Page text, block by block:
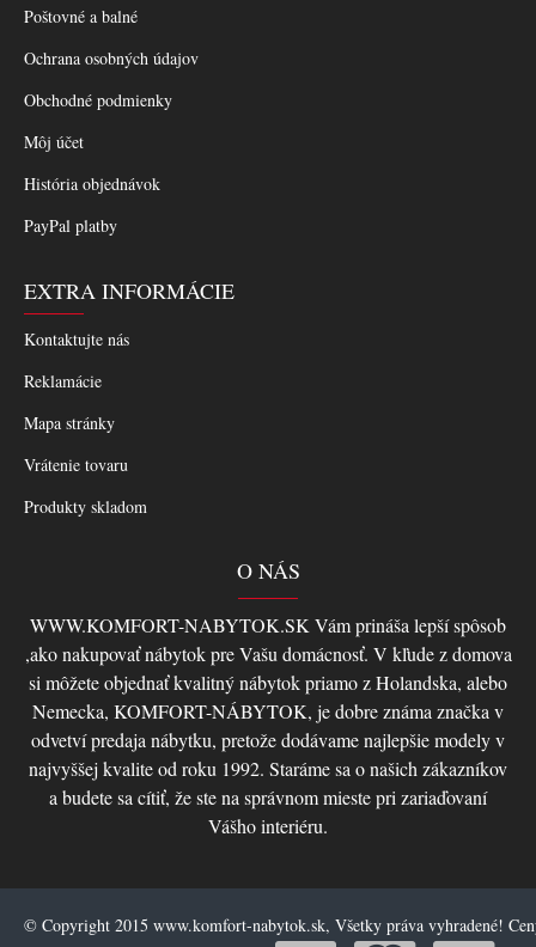
Poštovné a balné
Ochrana osobných údajov
Obchodné podmienky
Môj účet
História objednávok
PayPal platby
EXTRA INFORMÁCIE
Kontaktujte nás
Reklamácie
Mapa stránky
Vrátenie tovaru
Produkty skladom
O NÁS
WWW.KOMFORT-NABYTOK.SK Vám prináša lepší spôsob
,ako nakupovať nábytok pre Vašu domácnosť. V kľude z domova
si môžete objednať kvalitný nábytok priamo z Holandska, alebo
Nemecka, KOMFORT-NÁBYTOK, je dobre známa značka v
odvetví predaja nábytku, pretože dodávame najlepšie modely v
najvyššej kvalite od roku 1992. Staráme sa o našich zákazníkov
a budete sa cítiť, že ste na správnom mieste pri zariaďovaní
Vášho interiéru.
© Copyright 2015 www.komfort-nabytok.sk, Všetky práva vyhradené!